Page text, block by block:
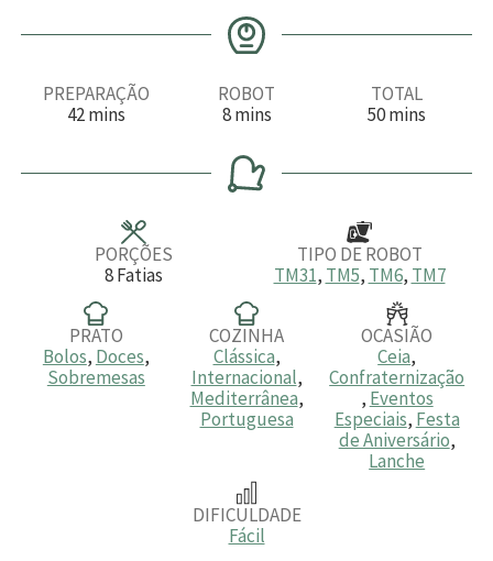
PREPARAÇÃO
42m
u
mins
ROBOT
8m
n
u
t
mins
TOTAL
50m
u
mins
PORÇÕES
8Fatias
TIPO DE ROBOT
TM31, TM5, TM6, TM7
PRATO
Bolos, Doces,
Sobremesas
COZINHA
Clássica,
Internacional,
Mediterrânea,
Portuguesa
OCASIÃO
Ceia,
Confraternização
, Eventos
Especiais, Festa
de Aniversário,
Lanche
DIFICULDADE
Fácil